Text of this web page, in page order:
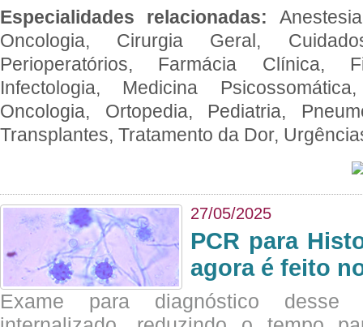
Especialidades relacionadas:
Oncologia, Cirurgia Geral,
Perioperatórios, Farmácia Clínica,
Infectologia, Medicina
Oncologia, Ortopedia, Pediatria,
Transplantes, Tratamento da Dor,
27/05/2025
PCR para
agora é feito
Exame para diagnóstico desse